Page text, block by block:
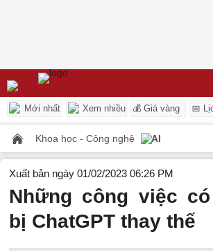
Mới nhất Xem nhiều 💰 Giá vàng 📅
Khoa học - Công nghệ AI
Xuất bản ngày 01/02/2023 06:26 PM
Những công việc
bị ChatGPT thay thế